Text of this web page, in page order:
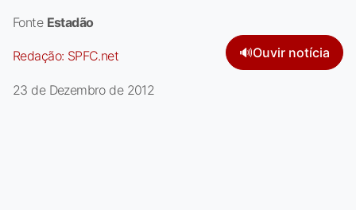
Fonte Estadão
Redação: SPFC.net 🔊Ouvir notícia
23 de Dezembro de 2012